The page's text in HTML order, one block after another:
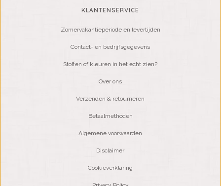
KLANTENSERVICE
Zomervakantieperiode en levertijden
Contact- en bedrijfsgegevens
Stoffen of kleuren in het echt zien?
Over ons
Verzenden & retourneren
Betaalmethoden
Algemene voorwaarden
Disclaimer
Cookieverklaring